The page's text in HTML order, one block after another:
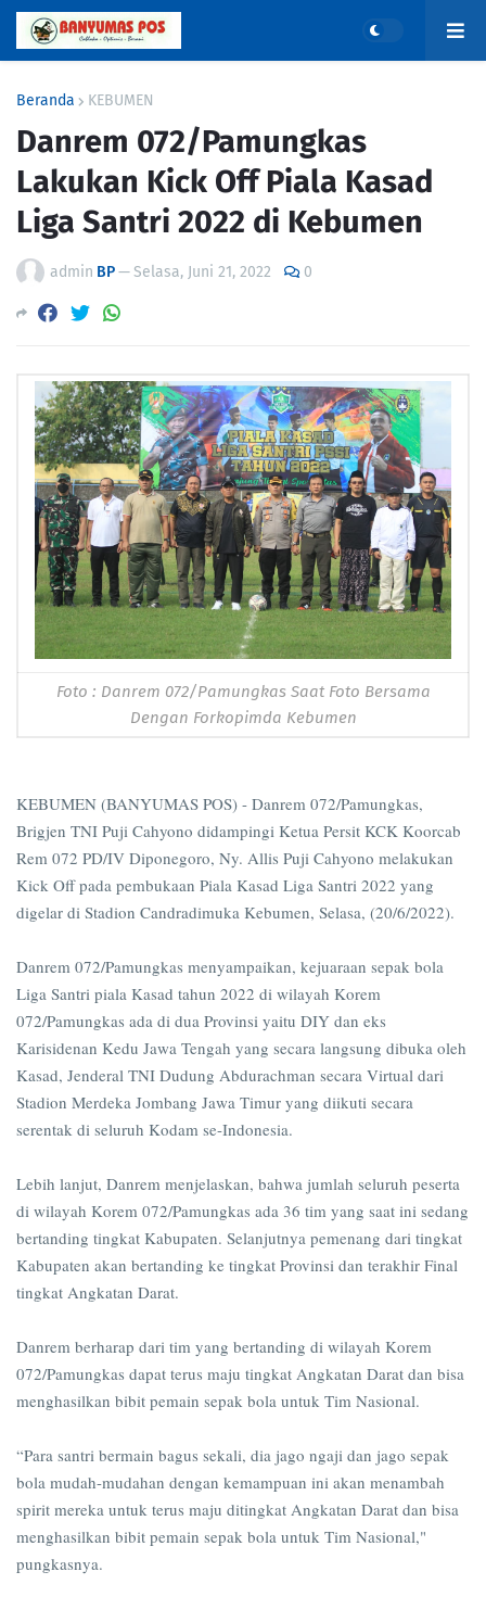
Beranda KEBUMEN
Danrem 072/Pamungkas
Lakukan Kick Off Piala Kasad
Liga Santri 2022 di Kebumen
admin BP—Selasa, Juni 21, 2022 0
Foto : Danrem 072/Pamungkas Saat Foto Bersama
Dengan Forkopimda Kebumen
KEBUMEN (BANYUMAS POS) - Danrem 072/Pamungkas,
Brigjen TNI Puji Cahyono didampingi Ketua Persit KCK Koorcab
Rem 072 PD/IV Diponegoro, Ny. Allis Puji Cahyono melakukan
Kick Off pada pembukaan Piala Kasad Liga Santri 2022 yang
digelar di Stadion Candradimuka Kebumen, Selasa, (20/6/2022).
Danrem 072/Pamungkas menyampaikan, kejuaraan sepak bola
Liga Santri piala Kasad tahun 2022 di wilayah Korem
072/Pamungkas ada di dua Provinsi yaitu DIY dan eks
Karisidenan Kedu Jawa Tengah yang secara langsung dibuka oleh
Kasad, Jenderal TNI Dudung Abdurachman secara Virtual dari
Stadion Merdeka Jombang Jawa Timur yang diikuti secara
serentak di seluruh Kodam se-Indonesia.
Lebih lanjut, Danrem menjelaskan, bahwa jumlah seluruh peserta
di wilayah Korem 072/Pamungkas ada 36 tim yang saat ini sedang
bertanding tingkat Kabupaten. Selanjutnya pemenang dari tingkat
Kabupaten akan bertanding ke tingkat Provinsi dan terakhir Final
tingkat Angkatan Darat.
Danrem berharap dari tim yang bertanding di wilayah Korem
072/Pamungkas dapat terus maju tingkat Angkatan Darat dan bisa
menghasilkan bibit pemain sepak bola untuk Tim Nasional.
“Para santri bermain bagus sekali, dia jago ngaji dan jago sepak
bola mudah-mudahan dengan kemampuan ini akan menambah
spirit mereka untuk terus maju ditingkat Angkatan Darat dan bisa
menghasilkan bibit pemain sepak bola untuk Tim Nasional,"
pungkasnya.